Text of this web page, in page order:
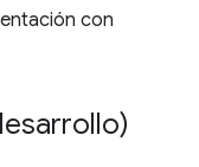
con